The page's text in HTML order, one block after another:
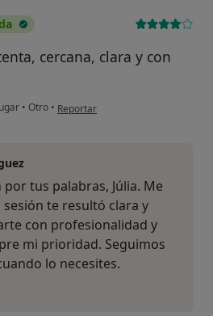
cercana, clara y con
• Otro • en opinión del usuario Júlia
Reportar
tus palabras, Júlia. Me
te resultó clara y
con profesionalidad y
mi prioridad. Seguimos
lo necesites.